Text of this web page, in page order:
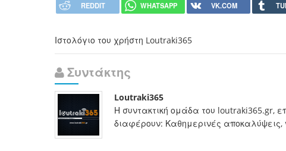
REDDIT
WHATSAPP VK.COM
Ιστολόγιο του χρήστη Loutraki365
Συντάκτης
Loutraki365
Η συντακτική ομάδα του loutraki365.gr,
διαφέρουν: Καθημερινές αποκαλύψεις,